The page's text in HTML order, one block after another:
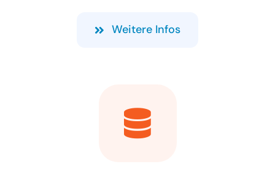
Weitere Infos